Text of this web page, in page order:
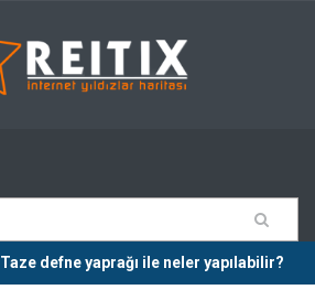
Taze defne yaprağı ile neler yapılabilir?